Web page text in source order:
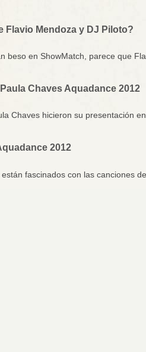
Flavio Mendoza y DJ Piloto?
beso en ShowMatch, parece que
Chaves Aquadance 2012
Chaves hicieron su presentación
2012
fascinados con las canciones